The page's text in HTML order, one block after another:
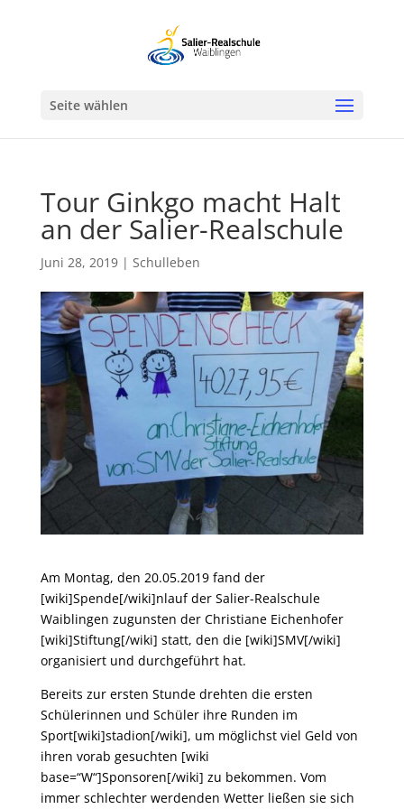
Seite wählen
Tour Ginkgo macht Halt
an der Salier-Realschule
Juni 28, 2019| Schulleben
Am Montag, den 20.05.2019 fand der
[wiki]Spende[/wiki]nlauf der Salier-Realschule
Waiblingen zugunsten der Christiane Eichenhofer
[wiki]Stiftung[/wiki] statt, den die [wiki]SMV[/wiki]
organisiert und durchgeführt hat.
Bereits zur ersten Stunde drehten die ersten
Schülerinnen und Schüler ihre Runden im
Sport[wiki]stadion[/wiki], um möglichst viel Geld von
ihren vorab gesuchten [wiki
base=“W“]Sponsoren[/wiki] zu bekommen. Vom
immer schlechter werdenden Wetter ließen sie sich